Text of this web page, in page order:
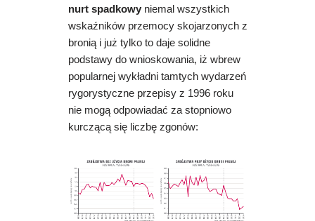
nurt spadkowyniemal wszystkich
wskaźników przemocy skojarzonych z
bronią i już tylko to daje solidne
podstawy do wnioskowania, iż wbrew
popularnej wykładni tamtych wydarzeń
rygorystyczne przepisy z 1996 roku
nie mogą odpowiadać za stopniowo
kurczącą się liczbę zgonów: